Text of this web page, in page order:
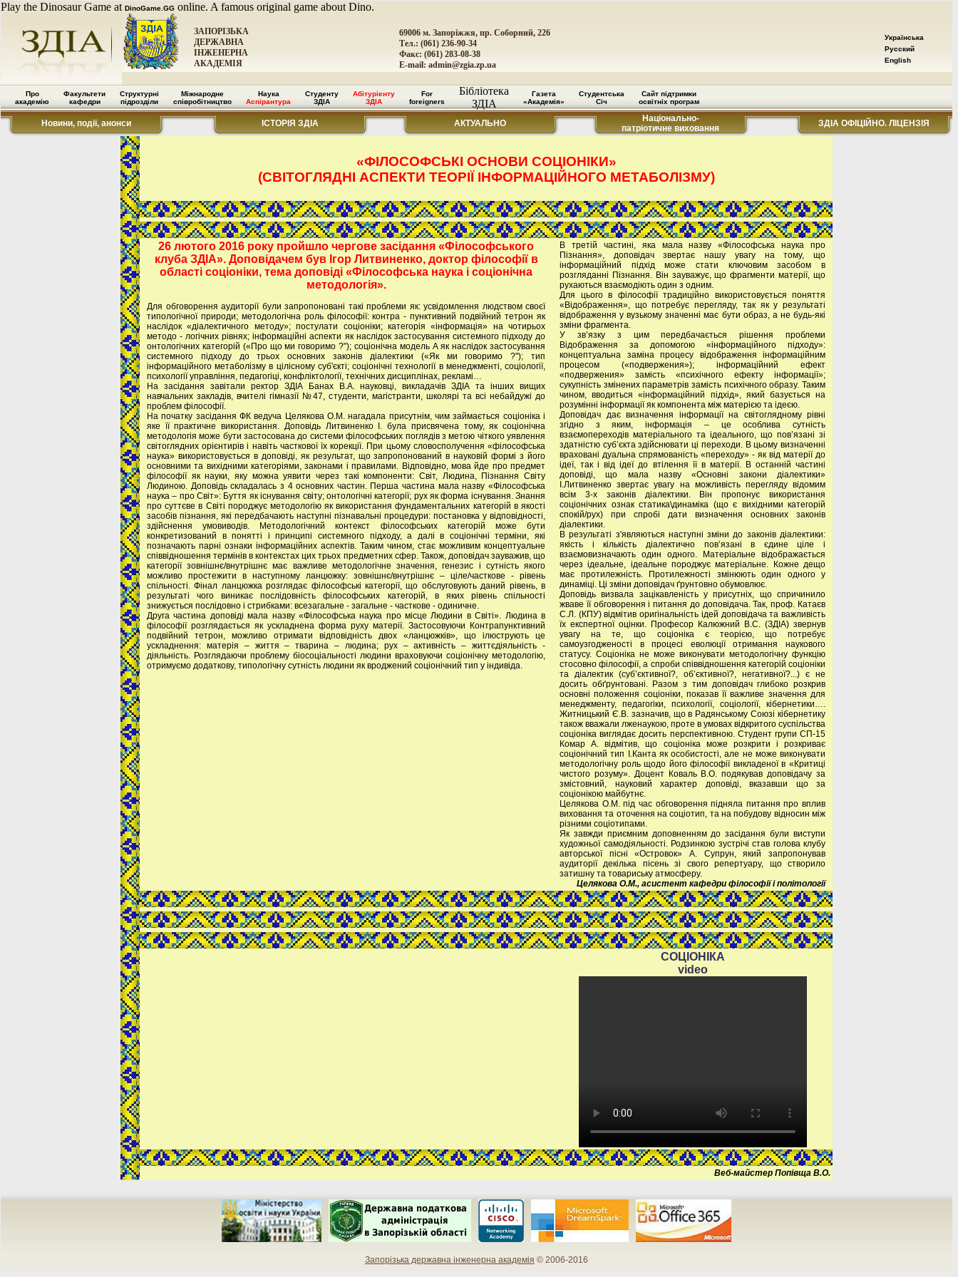
Play the Dinosaur Game at DinoGame.GG online. A famous original game about Dino.
ЗАПОРІЗЬКА
ДЕРЖАВНА
ІНЖЕНЕРНА
АКАДЕМІЯ
69006 м. Запоріжжя, пр. Соборний, 226
Тел.: (061) 236-90-34
Факс: (061) 283-08-38
E-mail: admin@zgia.zp.ua
Українська
Русский
English
Про
академію
Факультети
кафедри
Структурні
підрозділи
Міжнародне
співробітництво
Наука
Аспірантура
Студенту
ЗДІА
Абітурієнту
ЗДІА
For
foreigners
Бібліотека
ЗДІА
Газета
«Академія»
Студентська
Січ
Сайт підтримки
освітніх програм
Новини, події, анонси ІСТОРІЯ ЗДІА АКТУАЛЬНО
Національно-
патріотичне виховання
ЗДІА ОФІЦІЙНО. ЛІЦЕНЗІЯ
«ФІЛОСОФСЬКІ ОСНОВИ СОЦІОНІКИ»
(СВІТОГЛЯДНІ АСПЕКТИ ТЕОРІЇ ІНФОРМАЦІЙНОГО МЕТАБОЛІЗМУ)
26 лютого 2016 року пройшло чергове засідання «Філософського
клуба ЗДІА». Доповідачем був Ігор Литвиненко, доктор філософії в
області соціоніки, тема доповіді «Філософська наука і соціонічна
методологія».
Для обговорення аудиторії були запропоновані такі проблеми як: усвідомлення людством своєї
типологічної природи; методологічна роль філософії: контра - пунктивний подвійний тетрон як
наслідок «діалектичного методу»; постулати соціоніки; категорія «інформація» на чотирьох
методо - логічних рівнях; інформаційні аспекти як наслідок застосування системного підходу до
онтологічних категорій («Про що ми говоримо ?"); соціонічна модель А як наслідок застосування
системного підходу до трьох основних законів діалектики («Як ми говоримо ?"); тип
інформаційного метаболізму в цілісному суб'єкті; соціонічні технології в менеджменті, соціології,
психології управління, педагогіці, конфліктології, технічних дисциплінах, рекламі…
На засідання завітали ректор ЗДІА Банах В.А. науковці, викладачів ЗДІА та інших вищих
навчальних закладів, вчителі гімназії №47, студенти, магістранти, школярі та всі небайдужі до
проблем філософії.
На початку засідання ФК ведуча Целякова О.М. нагадала присутнім, чим займається соціоніка і
яке її практичне використання. Доповідь Литвиненко І. була присвячена тому, як соціонічна
методологія може бути застосована до системи філософських поглядів з метою чіткого уявлення
світоглядних орієнтирів і навіть часткової їх корекції. При цьому словосполучення «філософська
наука» використовується в доповіді, як результат, що запропонований в науковій формі з його
основними та вихідними категоріями, законами і правилами. Відповідно, мова йде про предмет
філософії як науки, яку можна уявити через такі компоненти: Світ, Людина, Пізнання Світу
Людиною. Доповідь складалась з 4 основних частин. Перша частина мала назву «Філософська
наука – про Світ»: Буття як існування світу; онтологічні категорії; рух як форма існування. Знання
про суттєве в Світі породжує методологію як використання фундаментальних категорій в якості
засобів пізнання, які передбачають наступні пізнавальні процедури: постановка у відповідності,
здійснення умовиводів. Методологічний контекст філософських категорій може бути
конкретизований в понятті і принципі системного підходу, а далі в соціонічні терміни, які
позначають парні ознаки інформаційних аспектів. Таким чином, стає можливим концептуальне
співвідношення термінів в контекстах цих трьох предметних сфер. Також, доповідач зауважив, що
категорії зовнішнє/внутрішнє має важливе методологічне значення, генезис і сутність якого
можливо простежити в наступному ланцюжку: зовнішнє/внутрішнє – ціле/часткове - рівень
спільності. Фінал ланцюжка розглядає філософські категорії, що обслуговують даний рівень, в
результаті чого виникає послідовність філософських категорій, в яких рівень спільності
знижується послідовно і стрибками: всезагальне - загальне - часткове - одиничне.
Друга частина доповіді мала назву «Філософська наука про місце Людини в Світі». Людина в
філософії розглядається як ускладнена форма руху матерії. Застосовуючи Контрапунктивний
подвійний тетрон, можливо отримати відповідність двох «ланцюжків», що ілюструють це
ускладнення: матерія – життя – тварина – людина; рух – активність – життєдіяльність -
діяльність. Розглядаючи проблему біосоціальності людини враховуючи соціонічну методологію,
отримуємо додаткову, типологічну сутність людини як вроджений соціонічний тип у індивіда.
В третій частині, яка мала назву «Філософська наука про
Пізнання», доповідач звертає нашу увагу на тому, що
інформаційний підхід може стати ключовим засобом в
розгляданні Пізнання. Він зауважує, що фрагменти матерії, що
рухаються взаємодіють один з одним.
Для цього в філософії традиційно використовується поняття
«Відображення», що потребує перегляду, так як у результаті
відображення у вузькому значенні має бути образ, а не будь-які
зміни фрагмента.
У зв’язку з цим передбачається рішення проблеми
Відображення за допомогою «інформаційного підходу»:
концептуальна заміна процесу відображення інформаційним
процесом («подвержения»); інформаційний ефект
«подвержения» замість «психічного ефекту інформації»;
сукупність змінених параметрів замість психічного образу. Таким
чином, вводиться «інформаційний підхід», який базується на
розумінні інформації як компонента між матерією та ідеєю.
Доповідач дає визначення інформації на світоглядному рівні
згідно з яким, інформація – це особлива сутність
взаємопереходів матеріального та ідеального, що пов’язані зі
здатністю суб’єкта здійснювати ці переходи. В цьому визначенні
враховані дуальна спрямованість «переходу» - як від матерії до
ідеї, так і від ідеї до втілення її в матерії. В останній частині
доповіді, що мала назву «Основні закони діалектики»
І.Литвиненко звертає увагу на можливість перегляду відомим
всім 3-х законів діалектики. Він пропонує використання
соціонічних ознак статика\динаміка (що є вихідними категорій
спокій/рух) при спробі дати визначення основних законів
діалектики.
В результаті з'являються наступні зміни до законів діалектики:
якість і кількість діалектично пов’язані в єдине ціле і
взаємовизначають один одного. Матеріальне відображається
через ідеальне, ідеальне породжує матеріальне. Кожне дещо
має протилежність. Протилежності змінюють один одного у
динаміці. Ці зміни доповідач ґрунтовно обумовлює.
Доповідь визвала зацікавленість у присутніх, що спричинило
жваве її обговорення і питання до доповідача. Так, проф. Катаєв
С.Л. (КПУ) відмітив оригінальність ідей доповідача та важливість
їх експертної оцінки. Професор Калюжний В.С. (ЗДІА) звернув
увагу на те, що соціоніка є теорією, що потребує
самоузгодженості в процесі еволюції отримання наукового
статусу. Соціоніка не може виконувати методологічну функцію
стосовно філософії, а спроби співвідношення категорій соціоніки
та діалектик (суб’єктивної?, об’єктивної?, негативної?...) є не
досить обґрунтовані. Разом з тим доповідач глибоко розкрив
основні положення соціоніки, показав її важливе значення для
менеджменту, педагогіки, психології, соціології, кібернетики….
Житницький Є.В. зазначив, що в Радянському Союзі кібернетику
також вважали лженаукою, проте в умовах відкритого суспільства
соціоніка виглядає досить перспективною. Студент групи СП-15
Комар А. відмітив, що соціоніка може розкрити і розкриває
соціонічний тип І.Канта як особистості, але не може виконувати
методологічну роль щодо його філософії викладеної в «Критиці
чистого розуму». Доцент Коваль В.О. подякував доповідачу за
змістовний, науковий характер доповіді, вказавши що за
соціонікою майбутнє.
Целякова О.М. під час обговорення підняла питання про вплив
виховання та оточення на соціотип, та на побудову відносин між
різними соціотипами.
Як завжди приємним доповненням до засідання були виступи
художньої самодіяльності. Родзинкою зустрічі став голова клубу
авторської пісні «Островок» А. Супрун, який запропонував
аудиторії декілька пісень зі свого репертуару, що створило
затишну та товариську атмосферу.
Целякова О.М., асистент кафедри філософії і політології
СОЦІОНІКА
video
Веб-майстер Попівща В.О.
Запорізька державна інженерна академія © 2006-2016